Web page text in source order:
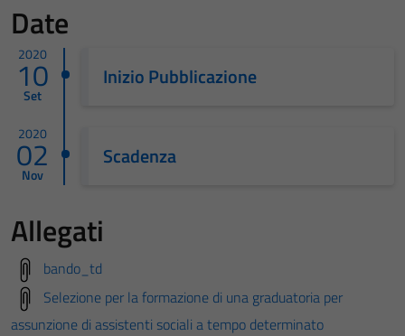
Date
2020
10
Set
Inizio Pubblicazione
2020
02
Nov
Scadenza
Allegati
bando_td
Selezione per la formazione di una graduatoria per
assunzione di assistenti sociali a tempo determinato